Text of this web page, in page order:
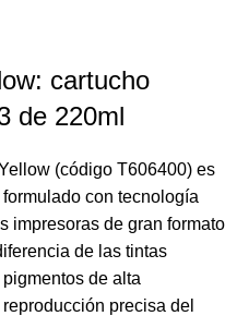
cartucho
de 220ml
(código T606400) es
con tecnología
impresoras de gran formato
de las tintas
de alta
precisa del